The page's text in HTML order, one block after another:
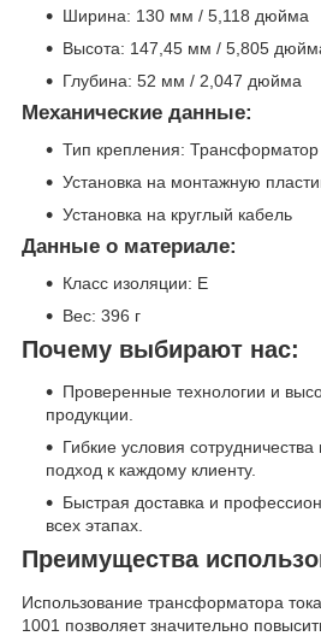
Ширина: 130 мм / 5,118 дюйма
Высота: 147,45 мм / 5,805
Глубина: 52 мм / 2,047 дюйма
Механические данные:
Тип крепления: Трансформатор
Установка на монтажную
Установка на круглый кабель
Данные о материале:
Класс изоляции: E
Вес: 396 г
Почему выбирают нас:
Проверенные технологии и
продукции.
Гибкие условия
подход к каждому клиенту.
Быстрая доставка и
всех этапах.
Преимущества
Использование трансформатора
1001 позволяет значительно